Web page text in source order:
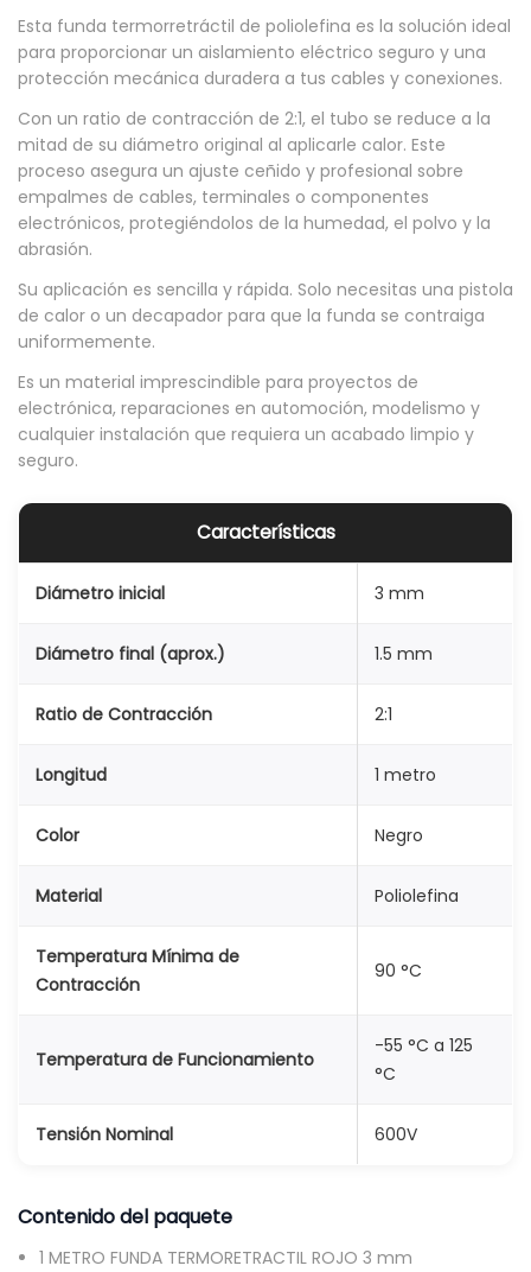
A
T
E
R
M
O
R
E
T
R
A
C
T
J
3
m
a
t
a
d
Esta funda termorretráctil de poliolefina es la solución ideal
para proporcionar un aislamiento eléctrico seguro y una
protección mecánica duradera a tus cables y conexiones.
Con un ratio de contracción de 2:1, el tubo se reduce a la
mitad de su diámetro original al aplicarle calor. Este
proceso asegura un ajuste ceñido y profesional sobre
empalmes de cables, terminales o componentes
electrónicos, protegiéndolos de la humedad, el polvo y la
abrasión.
Su aplicación es sencilla y rápida. Solo necesitas una pistola
de calor o un decapador para que la funda se contraiga
uniformemente.
Es un material imprescindible para proyectos de
electrónica, reparaciones en automoción, modelismo y
cualquier instalación que requiera un acabado limpio y
seguro.
Características
Diámetro inicial 3 mm
Diámetro final (aprox.) 1.5 mm
Ratio de Contracción 2:1
Longitud 1 metro
Color Negro
Material Poliolefina
Temperatura Mínima de
Contracción
90 °C
Temperatura de Funcionamiento
-55 °C a 125
°C
Tensión Nominal 600V
Contenido del paquete
1 METRO FUNDA TERMORETRACTIL ROJO 3 mm